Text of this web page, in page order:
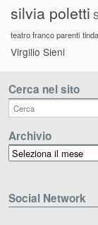
silvia poletti
teatro franco parenti
Virgilio Sieni
Cerca nel sito
Archivio
Archivio
Social Network